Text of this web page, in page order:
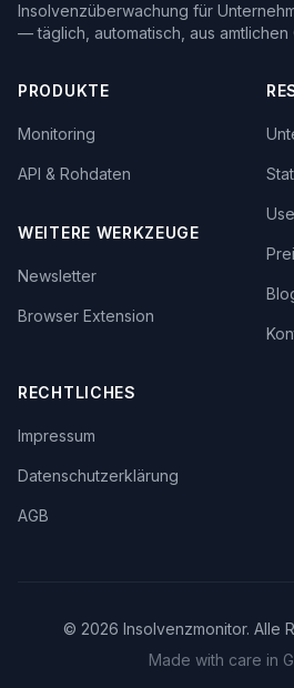
Insolvenzüberwachung für
— täglich, automatisch, aus amtlichen
PRODUKTE
Monitoring
API & Rohdaten
WEITERE WERKZEUGE
Newsletter
Browser Extension
RECHTLICHES
Impressum
Datenschutzerklärung
AGB
© 2026 Insolvenzmonitor. Alle
Made with care in